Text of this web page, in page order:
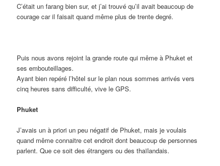
C’était un farang bien sur, et j’ai trouvé qu’il avait beaucoup de
courage car il faisait quand même plus de trente degré.
Puis nous avons rejoint la grande route qui même à Phuket et
ses embouteillages.
Ayant bien repéré l’hôtel sur le plan nous sommes arrivés vers
cinq heures sans difficulté, vive le GPS.
Phuket
J’avais un à priori un peu négatif de Phuket, mais je voulais
quand même connaitre cet endroit dont beaucoup de personnes
parlent. Que ce soit des étrangers ou des thaïlandais.